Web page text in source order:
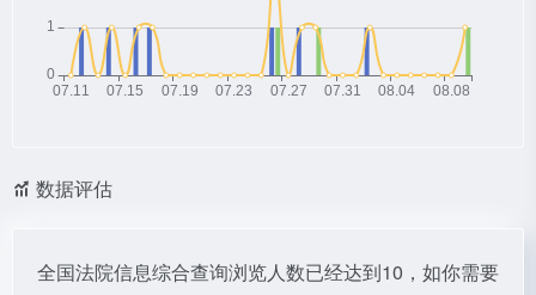
数据评估
全国法院信息综合查询浏览人数已经达到10，如你需要